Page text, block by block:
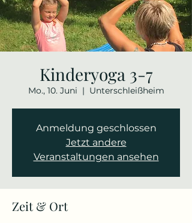
Kinderyoga 3-7
Mo., 10. Juni
  |
Unterschleißheim
Anmeldung geschlossen
Jetzt andere
Veranstaltungen ansehen
Zeit & Ort